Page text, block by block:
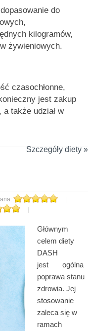
do
kilogramów,
żywieniowych.
czasochłonne,
jest zakup
także udział w
Szczegóły diety »
|
|
Głównym
celem diety
DASH
jest
ogólna
poprawa stanu
zdrowia. Jej
stosowanie
zaleca się w
ramach